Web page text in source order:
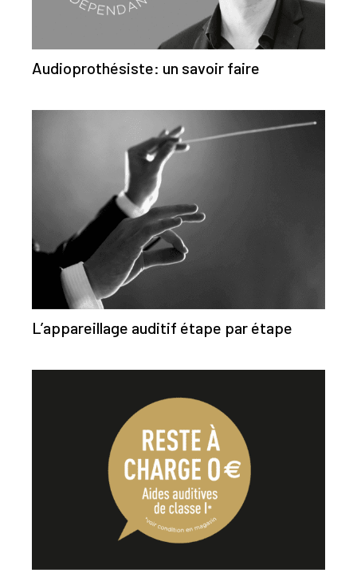
Audioprothésiste: un savoir faire
L’appareillage auditif étape par étape